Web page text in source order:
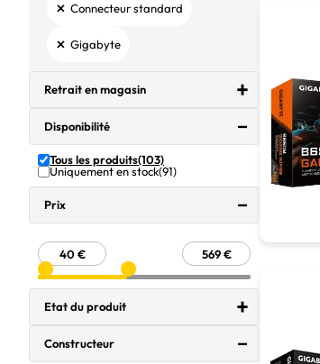
× Connecteur standard
× Gigabyte
Retrait en magasin
Disponibilité
Tous les produits(103)
Uniquement en stock(91)
Prix
Etat du produit
Constructeur